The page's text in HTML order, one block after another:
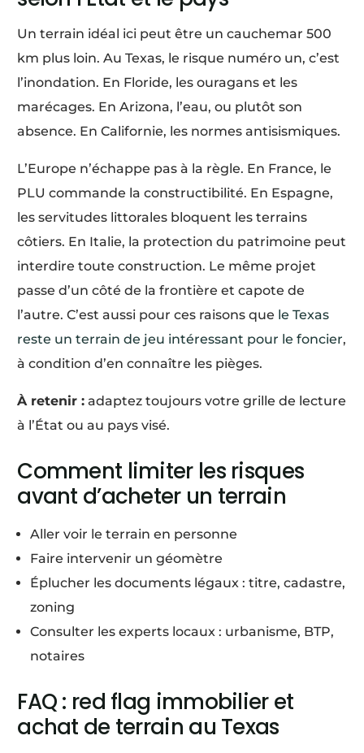
Un terrain idéal ici peut être un cauchemar 500
km plus loin. Au Texas, le risque numéro un, c’est
l’inondation. En Floride, les ouragans et les
marécages. En Arizona, l’eau, ou plutôt son
absence. En Californie, les normes antisismiques.
L’Europe n’échappe pas à la règle. En France, le
PLU commande la constructibilité. En Espagne,
les servitudes littorales bloquent les terrains
côtiers. En Italie, la protection du patrimoine peut
interdire toute construction. Le même projet
passe d’un côté de la frontière et capote de
l’autre. C’est aussi pour ces raisons que le Texas
reste un terrain de jeu intéressant pour le foncier,
à condition d’en connaître les pièges.
À retenir : adaptez toujours votre grille de lecture
à l’État ou au pays visé.
Comment limiter les risques
avant d’acheter un terrain
Aller voir le terrain en personne
Faire intervenir un géomètre
Éplucher les documents légaux : titre, cadastre,
zoning
Consulter les experts locaux : urbanisme, BTP,
notaires
FAQ : red flag immobilier et
achat de terrain au Texas